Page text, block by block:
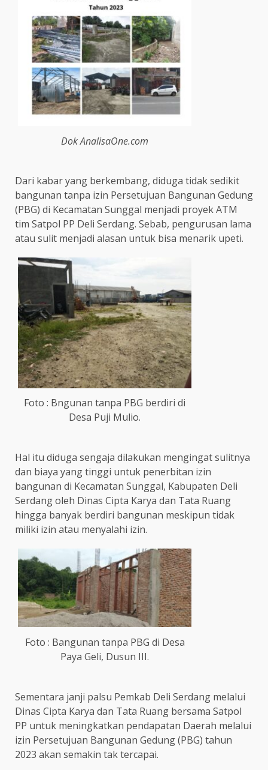
Dok AnalisaOne.com
Dari kabar yang berkembang, diduga tidak sedikit
bangunan tanpa izin Persetujuan Bangunan Gedung
(PBG) di Kecamatan Sunggal menjadi proyek ATM
tim Satpol PP Deli Serdang. Sebab, pengurusan lama
atau sulit menjadi alasan untuk bisa menarik upeti.
Foto : Bngunan tanpa PBG berdiri di
Desa Puji Mulio.
Hal itu diduga sengaja dilakukan mengingat sulitnya
dan biaya yang tinggi untuk penerbitan izin
bangunan di Kecamatan Sunggal, Kabupaten Deli
Serdang oleh Dinas Cipta Karya dan Tata Ruang
hingga banyak berdiri bangunan meskipun tidak
miliki izin atau menyalahi izin.
Foto : Bangunan tanpa PBG di Desa
Paya Geli, Dusun III.
Sementara janji palsu Pemkab Deli Serdang melalui
Dinas Cipta Karya dan Tata Ruang bersama Satpol
PP untuk meningkatkan pendapatan Daerah melalui
izin Persetujuan Bangunan Gedung (PBG) tahun
2023 akan semakin tak tercapai.